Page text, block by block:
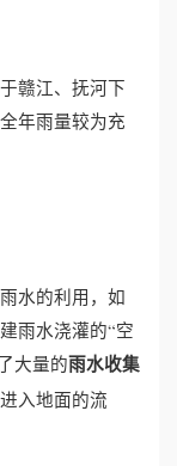
赣江、抚河下
年雨量较为充
水的利用，如
雨水浇灌的“空
大量的雨水收集
入地面的流